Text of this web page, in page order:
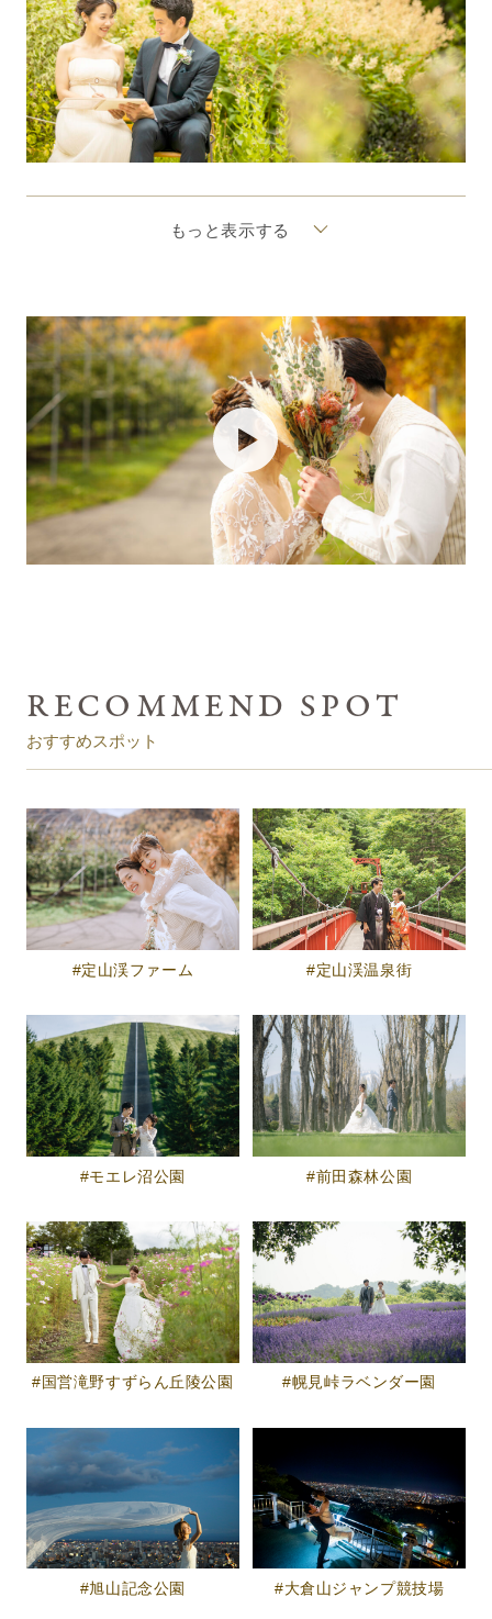
もっと表示する
PLAY
おすすめスポット
定山渓ファーム 定山渓温泉街
モエレ沼公園 前田森林公園
国営滝野すずらん丘陵公園 幌見峠ラベンダー園
旭山記念公園 大倉山ジャンプ競技場